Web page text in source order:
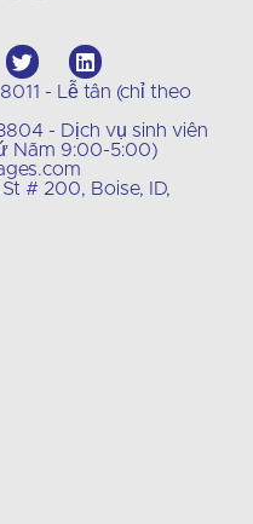
- Lễ tân (chỉ theo
- Dịch vụ sinh viên
Năm 9:00-5:00)
# 200, Boise, ID,